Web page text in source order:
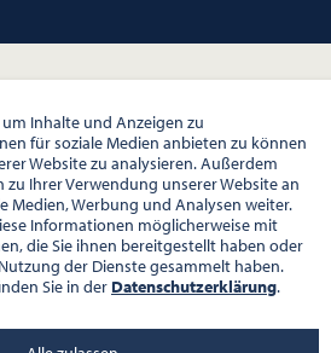
Inhalte und Anzeigen zu
für soziale Medien anbieten zu können
Website zu analysieren. Außerdem
Ihrer Verwendung unserer Website an
Medien, Werbung und Analysen weiter.
Informationen möglicherweise mit
die Sie ihnen bereitgestellt haben oder
der Dienste gesammelt haben.
Sie in der Datenschutzerklärung.